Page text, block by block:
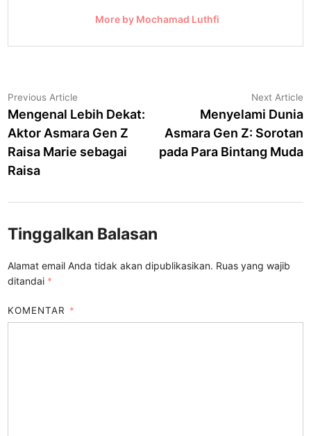
More by Mochamad Luthfi
Navigasi
pos
Previous Article
article:
Mengenal Lebih Dekat:
Aktor Asmara Gen Z
Raisa Marie sebagai
Raisa
Next Article
Menyelami Dunia
Asmara Gen Z: Sorotan
pada Para Bintang Muda
Tinggalkan Balasan
Alamat email Anda tidak akan dipublikasikan. Ruas yang wajib
ditandai *
KOMENTAR *